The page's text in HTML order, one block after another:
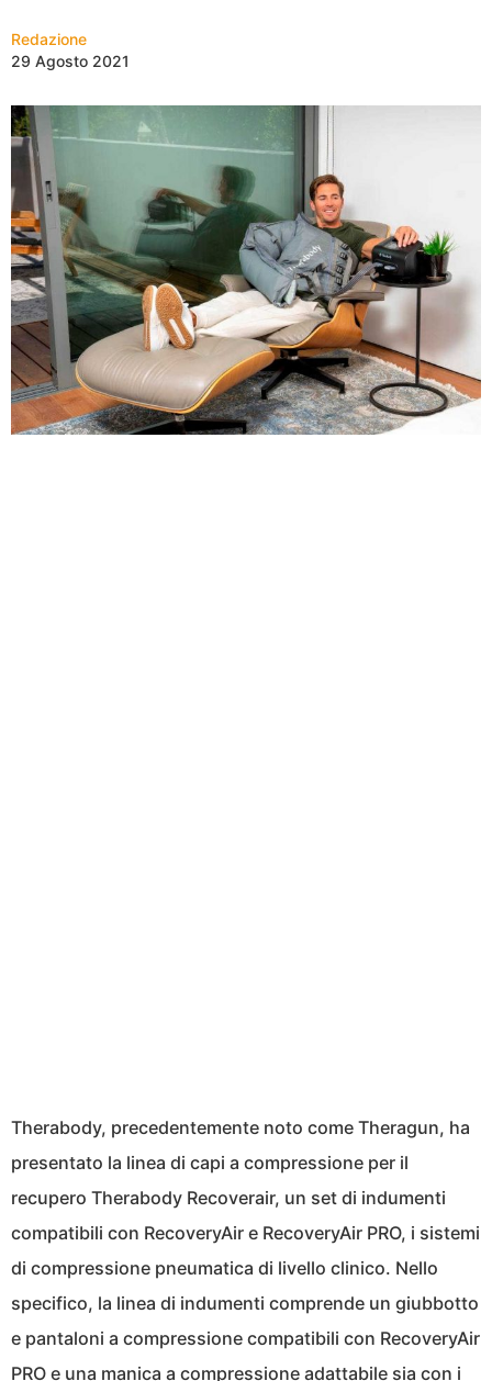
Redazione
29 Agosto 2021
Therabody, precedentemente noto come Theragun, ha
presentato la linea di capi a compressione per il
recupero Therabody Recoverair, un set di indumenti
compatibili con RecoveryAir e RecoveryAir PRO, i sistemi
di compressione pneumatica di livello clinico. Nello
specifico, la linea di indumenti comprende un giubbotto
e pantaloni a compressione compatibili con RecoveryAir
PRO e una manica a compressione adattabile sia con i